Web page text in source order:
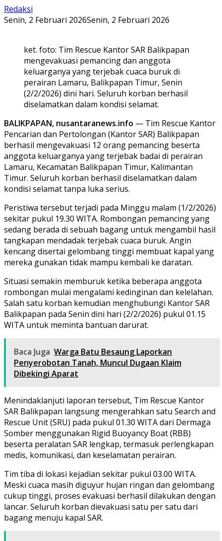
Redaksi
Senin, 2 Februari 2026Senin, 2 Februari 2026
ket. foto: Tim Rescue Kantor SAR Balikpapan
mengevakuasi pemancing dan anggota
keluarganya yang terjebak cuaca buruk di
perairan Lamaru, Balikpapan Timur, Senin
(2/2/2026) dini hari. Seluruh korban berhasil
diselamatkan dalam kondisi selamat.
BALIKPAPAN, nusantaranews.info — Tim Rescue Kantor
Pencarian dan Pertolongan (Kantor SAR) Balikpapan
berhasil mengevakuasi 12 orang pemancing beserta
anggota keluarganya yang terjebak badai di perairan
Lamaru, Kecamatan Balikpapan Timur, Kalimantan
Timur. Seluruh korban berhasil diselamatkan dalam
kondisi selamat tanpa luka serius.
Peristiwa tersebut terjadi pada Minggu malam (1/2/2026)
sekitar pukul 19.30 WITA. Rombongan pemancing yang
sedang berada di sebuah bagang untuk mengambil hasil
tangkapan mendadak terjebak cuaca buruk. Angin
kencang disertai gelombang tinggi membuat kapal yang
mereka gunakan tidak mampu kembali ke daratan.
Situasi semakin memburuk ketika beberapa anggota
rombongan mulai mengalami kedinginan dan kelelahan.
Salah satu korban kemudian menghubungi Kantor SAR
Balikpapan pada Senin dini hari (2/2/2026) pukul 01.15
WITA untuk meminta bantuan darurat.
Baca Juga Warga Batu Besaung Laporkan
Penyerobotan Tanah, Muncul Dugaan Klaim
Dibekingi Aparat
Menindaklanjuti laporan tersebut, Tim Rescue Kantor
SAR Balikpapan langsung mengerahkan satu Search and
Rescue Unit (SRU) pada pukul 01.30 WITA dari Dermaga
Somber menggunakan Rigid Buoyancy Boat (RBB)
beserta peralatan SAR lengkap, termasuk perlengkapan
medis, komunikasi, dan keselamatan perairan.
Tim tiba di lokasi kejadian sekitar pukul 03.00 WITA.
Meski cuaca masih diguyur hujan ringan dan gelombang
cukup tinggi, proses evakuasi berhasil dilakukan dengan
lancar. Seluruh korban dievakuasi satu per satu dari
bagang menuju kapal SAR.